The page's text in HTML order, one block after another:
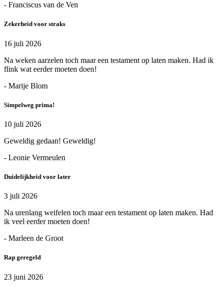
- Franciscus van de Ven
Zekerheid voor straks
16 juli 2026
Na weken aarzelen toch maar een testament op laten maken. Had ik
flink wat eerder moeten doen!
- Marije Blom
Simpelweg prima!
10 juli 2026
Geweldig gedaan! Geweldig!
- Leonie Vermeulen
Duidelijkheid voor later
3 juli 2026
Na urenlang weifelen toch maar een testament op laten maken. Had
ik veel eerder moeten doen!
- Marleen de Groot
Rap geregeld
23 juni 2026